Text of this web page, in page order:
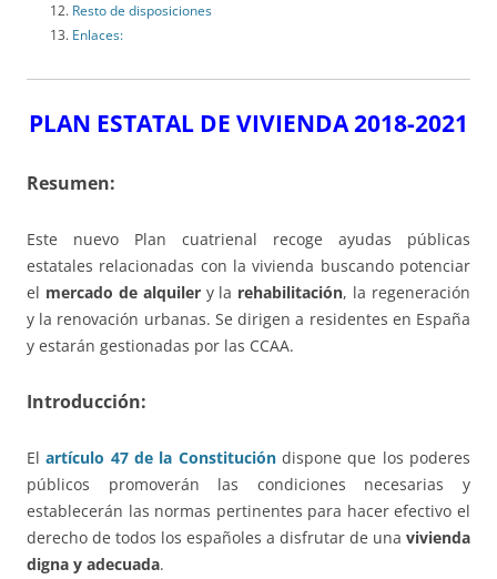
Resto de disposiciones
Enlaces:
PLAN ESTATAL DE VIVIENDA 2018-2021
Resumen:
Este nuevo Plan cuatrienal recoge ayudas públicas
estatales relacionadas con la vivienda buscando potenciar
el mercado de alquilery la rehabilitación, la regeneración
y la renovación urbanas. Se dirigen a residentes en España
y estarán gestionadas por las CCAA.
Introducción:
Elartículo 47 de la Constitucióndispone que los poderes
públicos promoverán las condiciones necesarias y
establecerán las normas pertinentes para hacer efectivo el
derecho de todos los españoles a disfrutar de una vivienda
digna y adecuada.